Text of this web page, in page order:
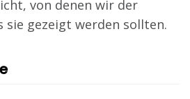
von denen wir der
sie gezeigt werden sollten.